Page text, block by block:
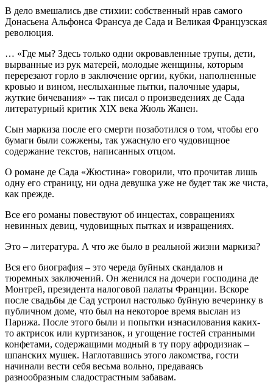
В дело вмешались две стихии: собственный нрав самого
Донасьена Альфонса Франсуа де Сада и Великая Французская
революция.
… «Где мы? Здесь только одни окровавленные трупы, дети,
вырванные из рук матерей, молодые женщины, которым
перерезают горло в заключение оргии, кубки, наполненные
кровью и вином, неслыханные пытки, палочные удары,
жуткие бичевания» -- так писал о произведениях де Сада
литературный критик XIX века Жюль Жанен.
Сын маркиза после его смерти позаботился о том, чтобы его
бумаги были сожжены, так ужаснуло его чудовищное
содержание текстов, написанных отцом.
О романе де Сада «Жюстина» говорили, что прочитав лишь
одну его страницу, ни одна девушка уже не будет так же чиста,
как прежде.
Все его романы повествуют об инцестах, совращениях
невинных девиц, чудовищных пытках и извращениях.
Это – литература. А что же было в реальной жизни маркиза?
Вся его биография – это череда буйных скандалов и
тюремных заключений. Он женился на дочери господина де
Монтрей, президента налоговой палаты Франции. Вскоре
после свадьбы де Сад устроил настолько буйную вечеринку в
публичном доме, что был на некоторое время выслан из
Парижа. После этого были и попытки изнасилования каких-
то актрисок или куртизанок, и угощение гостей странными
конфетами, содержащими модный в ту пору афродизиак –
шпанских мушек. Наглотавшись этого лакомства, гости
начинали вести себя весьма вольно, предаваясь
разнообразным сладострастным забавам.